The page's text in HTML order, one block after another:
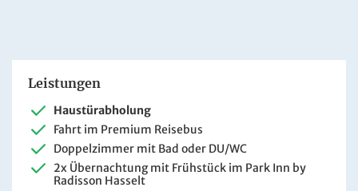
Leistungen
Haustürabholung
Fahrt im Premium Reisebus
Doppelzimmer mit Bad oder DU/WC
2x Übernachtung mit Frühstück im Park Inn by
Radisson Hasselt